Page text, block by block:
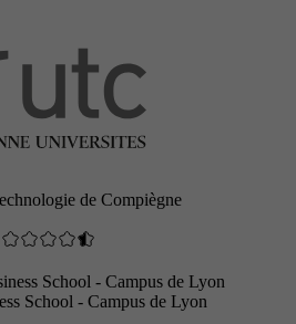
de Compiègne
School - Campus de Lyon